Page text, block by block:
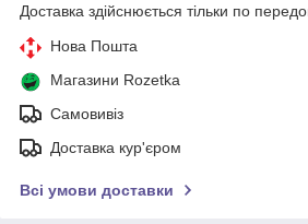
Доставка здійснюється тільки по
Нова Пошта
Магазини Rozetka
Самовивіз
Доставка кур'єром
Всі умови доставки